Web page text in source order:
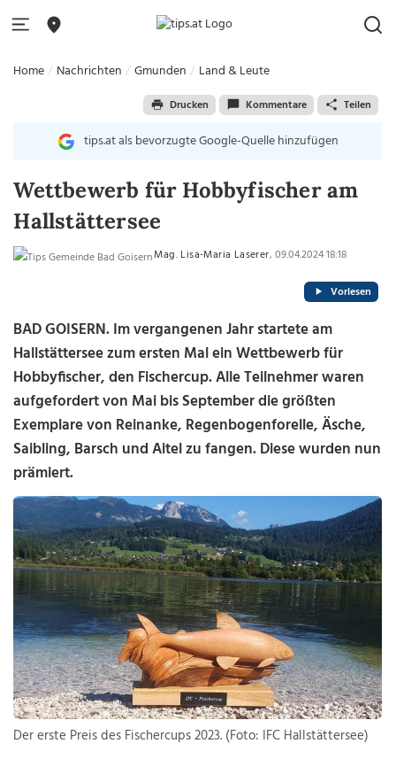
Home Nachrichten Gmunden Land & Leute
Drucken Kommentare Teilen
tips.at als bevorzugte Google-Quelle hinzufügen
Wettbewerb für Hobbyfischer am
Hallstättersee
Mag. Lisa-Maria Laserer, 09.04.2024 18:18
Vorlesen
BAD GOISERN. Im vergangenen Jahr startete am
Hallstättersee zum ersten Mal ein Wettbewerb für
Hobbyfischer, den Fischercup. Alle Teilnehmer waren
aufgefordert von Mai bis September die größten
Exemplare von Reinanke, Regenbogenforelle, Äsche,
Saibling, Barsch und Aitel zu fangen. Diese wurden nun
prämiert.
Der erste Preis des Fischercups 2023. (Foto: IFC Hallstättersee)